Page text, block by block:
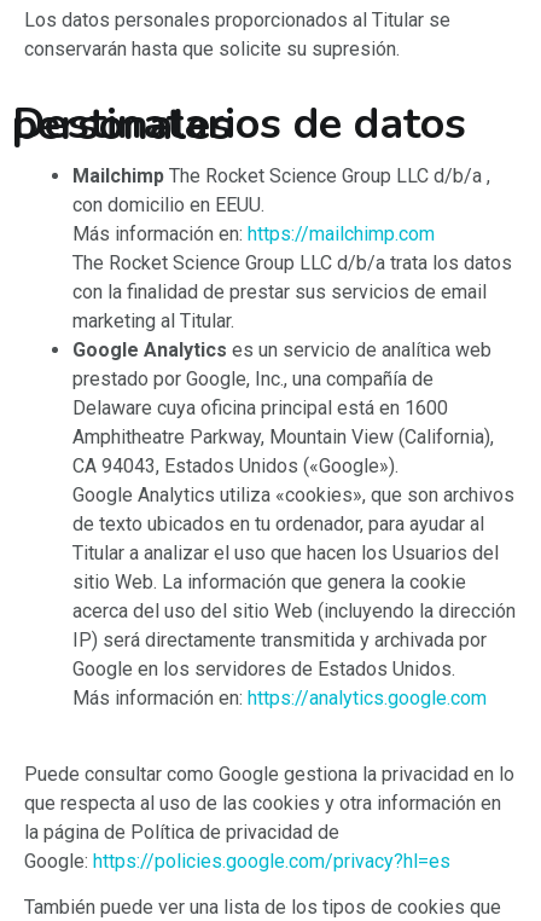
Los datos personales proporcionados al Titular se
conservarán hasta que solicite su supresión.
Destinatarios de datos personales
Mailchimp The Rocket Science Group LLC d/b/a ,
con domicilio en EEUU.
Más información en: https://mailchimp.com
The Rocket Science Group LLC d/b/a trata los datos
con la finalidad de prestar sus servicios de email
marketing al Titular.
Google Analytics es un servicio de analítica web
prestado por Google, Inc., una compañía de
Delaware cuya oficina principal está en 1600
Amphitheatre Parkway, Mountain View (California),
CA 94043, Estados Unidos («Google»).
Google Analytics utiliza «cookies», que son archivos
de texto ubicados en tu ordenador, para ayudar al
Titular a analizar el uso que hacen los Usuarios del
sitio Web. La información que genera la cookie
acerca del uso del sitio Web (incluyendo la dirección
IP) será directamente transmitida y archivada por
Google en los servidores de Estados Unidos.
Más información en: https://analytics.google.com
Puede consultar como Google gestiona la privacidad en lo
que respecta al uso de las cookies y otra información en
la página de Política de privacidad de
Google: https://policies.google.com/privacy?hl=es
También puede ver una lista de los tipos de cookies que